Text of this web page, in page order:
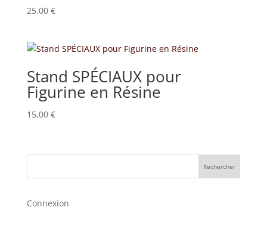
25,00 €
Stand SPÉCIAUX pour
Figurine en Résine
15,00 €
Rechercher
Connexion